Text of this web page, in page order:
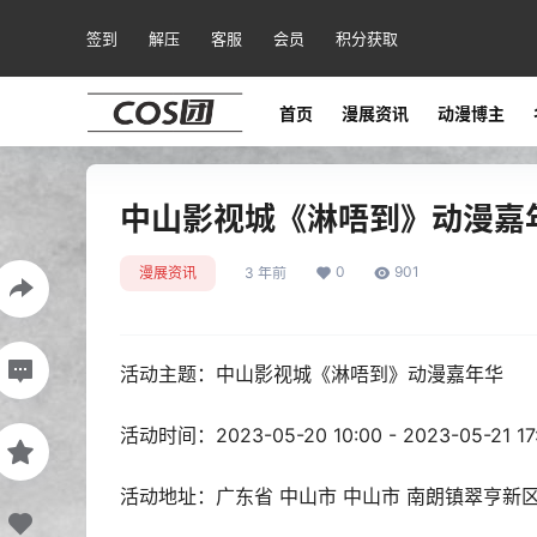
签到 解压 客服 会员 积分获取
首页 漫展资讯 动漫博主
中山影视城《淋唔到》动漫
漫展资讯 3 年前 0 901
活动主题：中山影视城《淋唔到》动漫嘉年华
活动时间：2023-05-20 10:00 - 2023-05-21
活动地址：广东省 中山市 中山市 南朗镇翠亨新